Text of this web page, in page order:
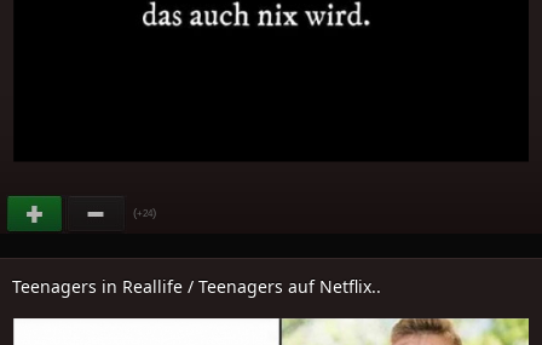
(+24)
Teenagers in Reallife / Teenagers auf Netflix..